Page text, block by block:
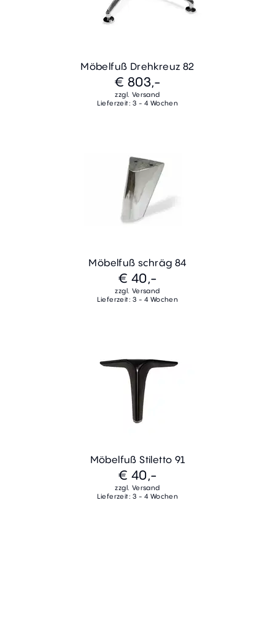
Möbelfuß Drehkreuz 82
€ 803,-
zzgl. Versand
Lieferzeit: 3 - 4 Wochen
Möbelfuß schräg 84
€ 40,-
zzgl. Versand
Lieferzeit: 3 - 4 Wochen
Möbelfuß Stiletto 91
€ 40,-
zzgl. Versand
Lieferzeit: 3 - 4 Wochen